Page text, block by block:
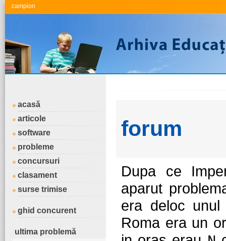
.campion
acasă
articole
software
probleme
concursuri
clasament
surse trimise
ghid concurent
ultima problemă
forum
Dupa ce
aparut
era deloc
Roma era un